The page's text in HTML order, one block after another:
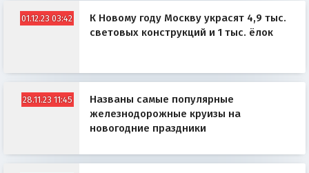
01.12.23 03:42
К Новому году Москву украсят 4,9 тыс.
световых конструкций и 1 тыс. ёлок
28.11.23 11:45
Названы самые популярные
железнодорожные круизы на
новогодние праздники